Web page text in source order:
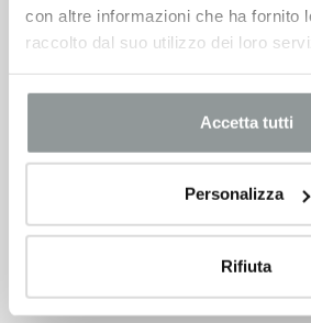
con altre informazioni che ha fornito
raccolto dal suo utilizzo dei loro
Accetta tutti
Personalizza
Rifiuta